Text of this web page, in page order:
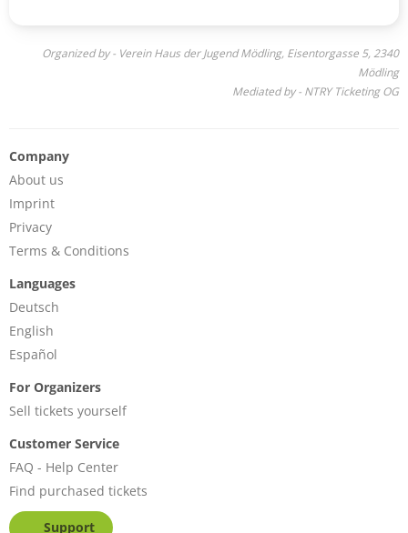
Organized by - Verein Haus der Jugend Mödling, Eisentorgasse 5, 2340
Mödling
Mediated by - NTRY Ticketing OG
Company
About us
Imprint
Privacy
Terms & Conditions
Languages
Deutsch
English
Español
For Organizers
Sell tickets yourself
Customer Service
FAQ - Help Center
Find purchased tickets
Support